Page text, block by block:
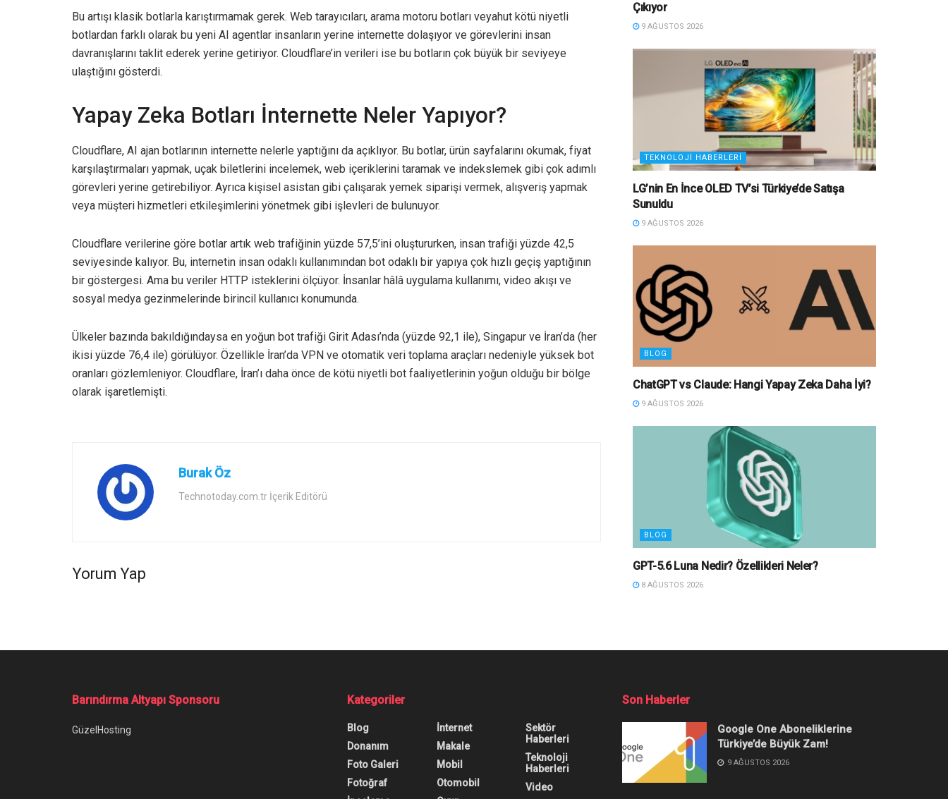
Bu artışı klasik botlarla karıştırmamak gerek. Web tarayıcıları, arama motoru botları veyahut kötü niyetli
botlardan farklı olarak bu yeni AI agentlar insanların yerine internette dolaşıyor ve görevlerini insan
davranışlarını taklit ederek yerine getiriyor. Cloudflare’in verileri ise bu botların çok büyük bir seviyeye
ulaştığını gösterdi.
Yapay Zeka Botları İnternette Neler Yapıyor?
Cloudflare, AI ajan botlarının internette nelerle yaptığını da açıklıyor. Bu botlar, ürün sayfalarını okumak, fiyat
karşılaştırmaları yapmak, uçak biletlerini incelemek, web içeriklerini taramak ve indekslemek gibi çok adımlı
görevleri yerine getirebiliyor. Ayrıca kişisel asistan gibi çalışarak yemek siparişi vermek, alışveriş yapmak
veya müşteri hizmetleri etkileşimlerini yönetmek gibi işlevleri de bulunuyor.
Cloudflare verilerine göre botlar artık web trafiğinin yüzde 57,5’ini oluştururken, insan trafiği yüzde 42,5
seviyesinde kalıyor. Bu, internetin insan odaklı kullanımından bot odaklı bir yapıya çok hızlı geçiş yaptığının
bir göstergesi. Ama bu veriler HTTP isteklerini ölçüyor. İnsanlar hâlâ uygulama kullanımı, video akışı ve
sosyal medya gezinmelerinde birincil kullanıcı konumunda.
Ülkeler bazında bakıldığındaysa en yoğun bot trafiği Girit Adası’nda (yüzde 92,1 ile), Singapur ve İran’da (her
ikisi yüzde 76,4 ile) görülüyor. Özellikle İran’da VPN ve otomatik veri toplama araçları nedeniyle yüksek bot
oranları gözlemleniyor. Cloudflare, İran’ı daha önce de kötü niyetli bot faaliyetlerinin yoğun olduğu bir bölge
olarak işaretlemişti.
Burak Öz
Technotoday.com.tr İçerik Editörü
Yorum Yap
Çıkıyor
9 AĞUSTOS 2026
TEKNOLOJI HABERLERI
LG’nin En İnce OLED TV’si Türkiye’de Satışa
Sunuldu
9 AĞUSTOS 2026
BLOG
ChatGPT vs Claude: Hangi Yapay Zeka Daha İyi?
9 AĞUSTOS 2026
BLOG
GPT-5.6 Luna Nedir? Özellikleri Neler?
8 AĞUSTOS 2026
Barındırma Altyapı Sponsoru
GüzelHosting
Kategoriler
Blog
Donanım
Foto Galeri
Fotoğraf
İnternet
Makale
Mobil
Otomobil
Sektör
Haberleri
Teknoloji
Haberleri
Video
Son Haberler
Google One Aboneliklerine
Türkiye’de Büyük Zam!
9 AĞUSTOS 2026